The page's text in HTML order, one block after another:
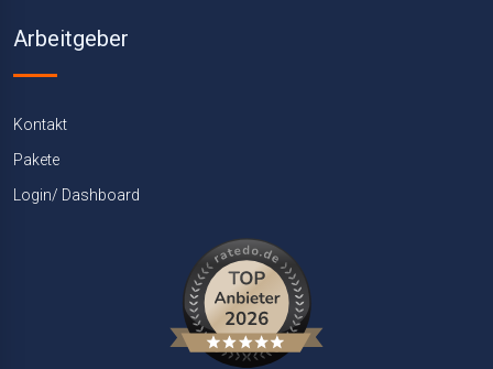
Arbeitgeber
Kontakt
Pakete
Login/ Dashboard